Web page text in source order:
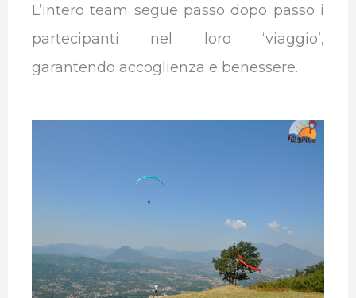
L’intero team segue passo dopo passo i
partecipanti nel loro ‘viaggio’,
garantendo accoglienza e benessere.